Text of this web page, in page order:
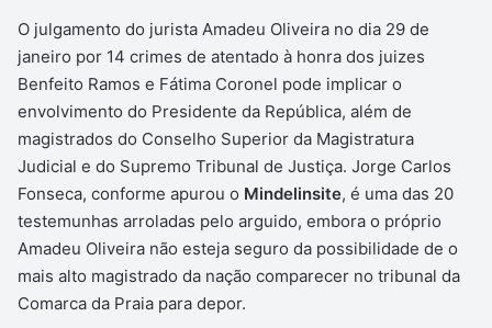
d
e
u
m
e
-
m
a
i
l
O julgamento do jurista Amadeu Oliveira no dia 29 de
janeiro por 14 crimes de atentado à honra dos juizes
Benfeito Ramos e Fátima Coronel pode implicar o
envolvimento do Presidente da República, além de
magistrados do Conselho Superior da Magistratura
Judicial e do Supremo Tribunal de Justiça. Jorge Carlos
Fonseca, conforme apurou o Mindelinsite, é uma das 20
testemunhas arroladas pelo arguido, embora o próprio
Amadeu Oliveira não esteja seguro da possibilidade de o
mais alto magistrado da nação comparecer no tribunal da
Comarca da Praia para depor.